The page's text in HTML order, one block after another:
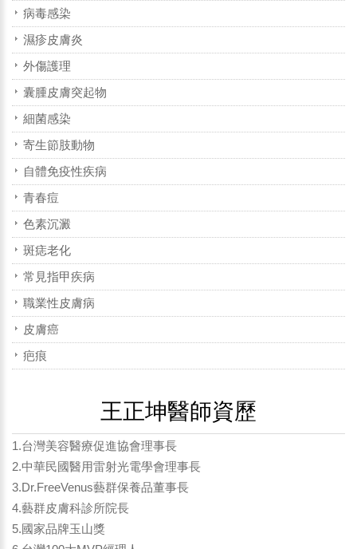
病毒感染
濕疹皮膚炎
外傷護理
囊腫皮膚突起物
細菌感染
寄生節肢動物
自體免疫性疾病
青春痘
色素沉澱
斑痣老化
常見指甲疾病
職業性皮膚病
皮膚癌
疤痕
王正坤醫師資歷
1.台灣美容醫療促進協會理事長
2.中華民國醫用雷射光電學會理事長
3.Dr.FreeVenus藝群保養品董事長
4.藝群皮膚科診所院長
5.國家品牌玉山獎